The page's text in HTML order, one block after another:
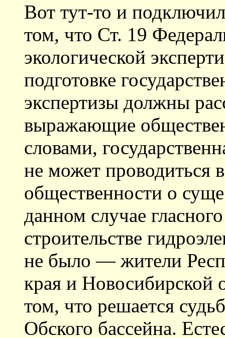
Вот тут-то и
том, что Ст. 19
экологической
подготовке
экспертизы должны
выражающие
словами,
не может проводиться
общественности о
данном случае
строительстве
не было — жители
края и Новосибирской
том, что решается
Обского бассейна.